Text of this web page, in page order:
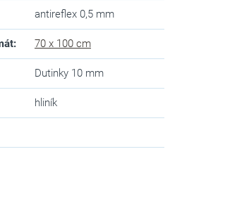
antireflex 0,5 mm
: 70 x 100 cm
Dutinky 10 mm
hliník